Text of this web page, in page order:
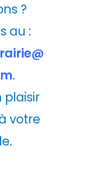
?
au :
.
plaisir
votre